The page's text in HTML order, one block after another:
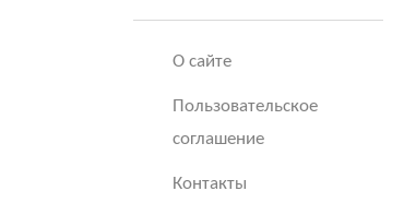
О сайте
Пользовательское
соглашение
Контакты